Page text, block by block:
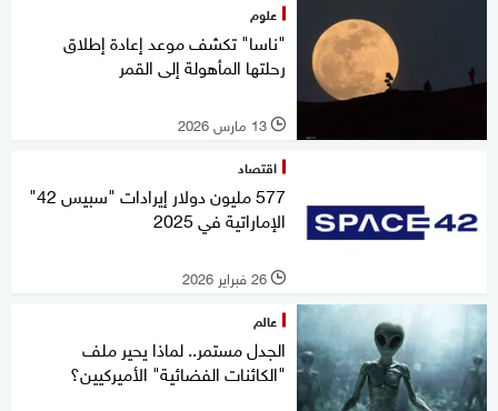
علوم
"ناسا" تكشف موعد إعادة إطلاق
رحلتها المأهولة إلى القمر
l 13 مارس 2026
اقتصاد
577 مليون دولار إيرادات "سبيس 42"
الإماراتية في 2025
l 26 فبراير 2026
عالم
الجدل مستمر.. لماذا يحير ملف
"الكائنات الفضائية" الأميركيين؟